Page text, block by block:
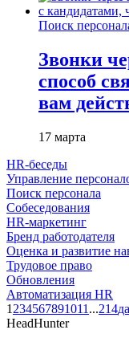
Поиск
Звонки
способ
вам
17 марта
HR-беседы
Управление
Поиск персонала
Собеседования
HR-маркетинг
Бренд работодателя
Оценка и развитие
Трудовое право
Обновления
Автоматизация HR
1 234567891011 ...214
HeadHunter